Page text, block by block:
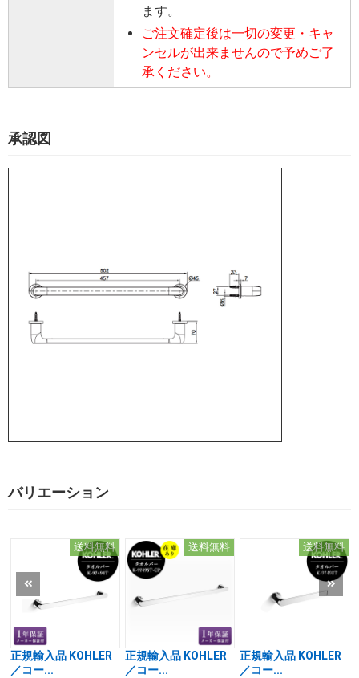
ます。
ご注文確定後は一切の変更・キャ
ンセルが出来ませんので予めご了
承ください。
承認図
バリエーション
送料無料
正規輸入品 KOHLER
／コー...
送料無料
正規輸入品 KOHLER
／コー...
送料無料
正規輸入品 KOHLER
／コー...